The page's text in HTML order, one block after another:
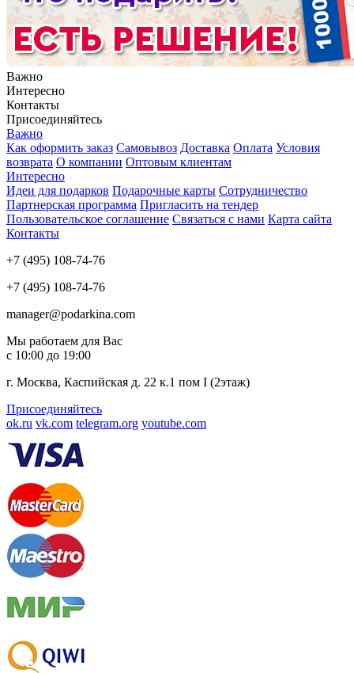
Важно
Интересно
Контакты
Присоединяйтесь
Важно
Как оформить заказ Самовывоз Доставка Оплата Условия
возврата О компании Оптовым клиентам
Интересно
Идеи для подарков Подарочные карты Сотрудничество
Партнерская программа Пригласить на тендер
Пользовательское соглашение Связаться с нами Карта сайта
Контакты
+7 (495) 108-74-76
+7 (495) 108-74-76
manager@podarkina.com
Мы работаем для Вас
с 10:00 до 19:00
г. Москва, Каспийская д. 22 к.1 пом I (2этаж)
Присоединяйтесь
ok.ru vk.com telegram.org youtube.com